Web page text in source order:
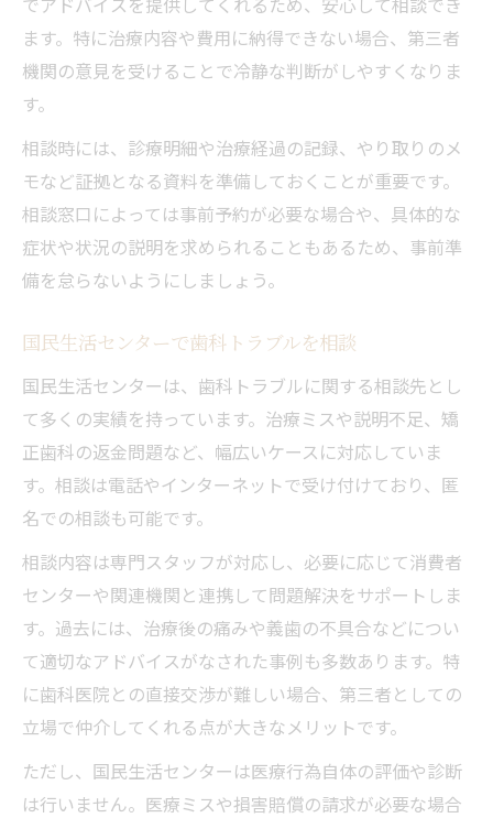
ます。特に治療内容や費用に納得できない場合、第三者
機関の意見を受けることで冷静な判断がしやすくなりま
す。
相談時には、診療明細や治療経過の記録、やり取りのメ
モなど証拠となる資料を準備しておくことが重要です。
相談窓口によっては事前予約が必要な場合や、具体的な
症状や状況の説明を求められることもあるため、事前準
備を怠らないようにしましょう。
国民生活センターで歯科トラブルを相談
国民生活センターは、歯科トラブルに関する相談先とし
て多くの実績を持っています。治療ミスや説明不足、矯
正歯科の返金問題など、幅広いケースに対応していま
す。相談は電話やインターネットで受け付けており、匿
名での相談も可能です。
相談内容は専門スタッフが対応し、必要に応じて消費者
センターや関連機関と連携して問題解決をサポートしま
す。過去には、治療後の痛みや義歯の不具合などについ
て適切なアドバイスがなされた事例も多数あります。特
に歯科医院との直接交渉が難しい場合、第三者としての
立場で仲介してくれる点が大きなメリットです。
ただし、国民生活センターは医療行為自体の評価や診断
は行いません。医療ミスや損害賠償の請求が必要な場合